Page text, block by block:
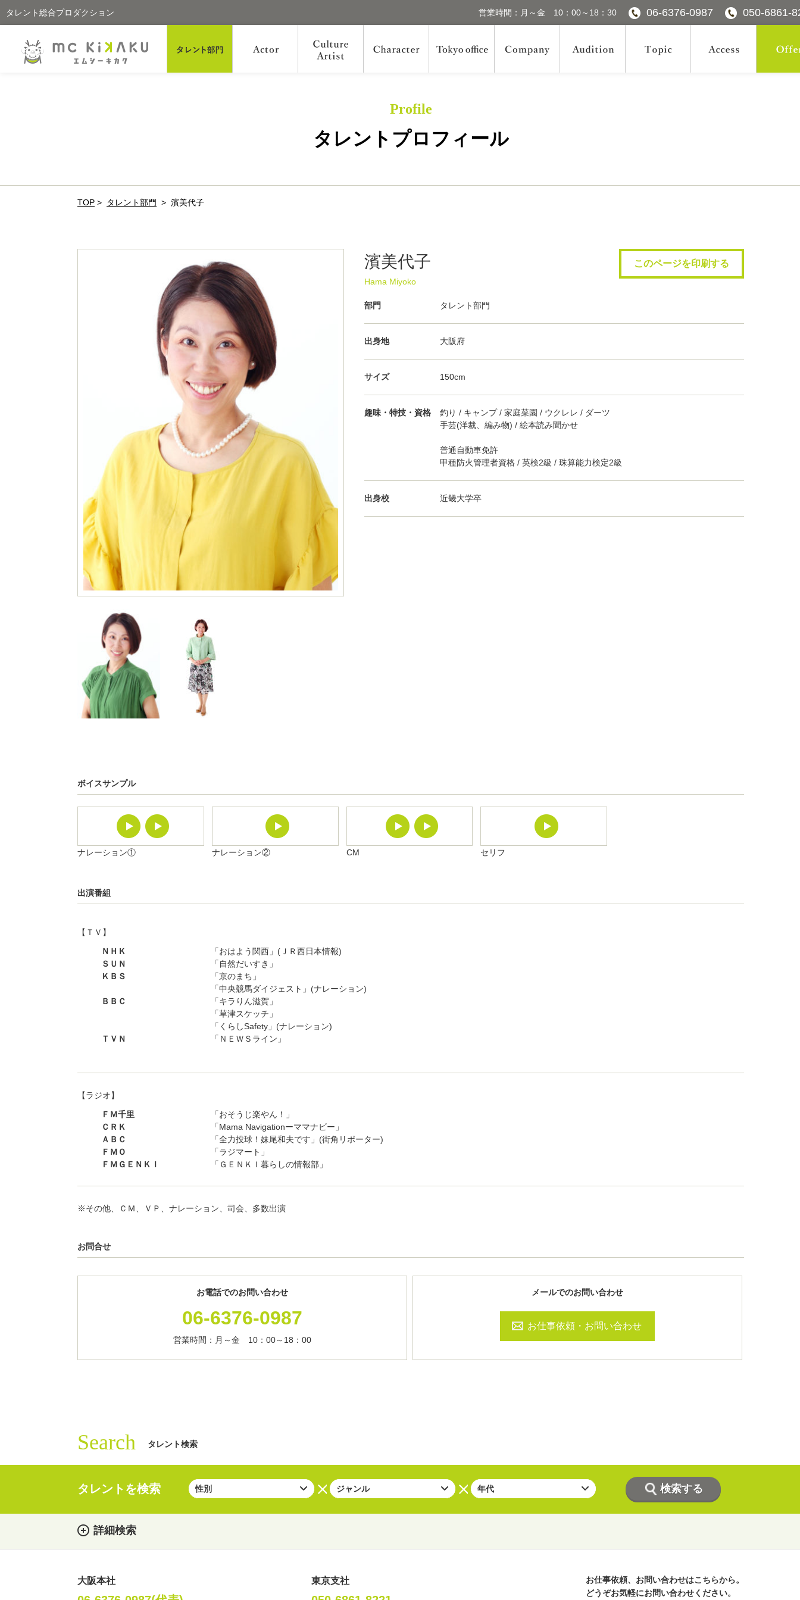
タレント総合プロダクション 営業時間：月～金 10：00～18：30 06-6376-0987 050-6861-
Profile
タレントプロフィール
TOP > タレント部門 > 濱美代子
このページを印刷する
濱美代子
Hama Miyoko
部門 タレント部門
出身地 大阪府
サイズ 150cm
趣味・特技・資格
釣り / キャンプ / 家庭菜園 / ウクレレ / ダーツ
手芸(洋裁、編み物) / 絵本読み聞かせ
普通自動車免許
甲種防火管理者資格 / 英検2級 / 珠算能力検定2級
出身校 近畿大学卒
ボイスサンプル
ナレーション① ナレーション② CM セリフ
出演番組
【ＴＶ】
ＮＨＫ
「おはよう関西」(ＪＲ西日本情報)
ＳＵＮ
「自然だいすき」
ＫＢＳ
「京のまち」
「中央競馬ダイジェスト」(ナレーション)
ＢＢＣ
「キラりん滋賀」
「草津スケッチ」
「くらしSafety」(ナレーション)
ＴＶＮ
「ＮＥＷＳライン」
【ラジオ】
ＦＭ千里
「おそうじ楽やん！」
ＣＲＫ
「Mama Navigationーママナビー」
ＡＢＣ
「全力投球！妹尾和夫です」(街角リポーター)
ＦＭＯ
「ラジマート」
ＦＭＧＥＮＫＩ
「ＧＥＮＫＩ暮らしの情報部」
※その他、ＣＭ、ＶＰ、ナレーション、司会、多数出演
お問合せ
お電話でのお問い合わせ
06-6376-0987
営業時間：月～金 10：00～18：00
メールでのお問い合わせ
お仕事依頼・お問い合わせ
Search タレント検索
タレントを検索
詳細検索
・性別
大阪本社 東京支社
お仕事依頼、お問い合わせはこちらから。
どうぞお気軽にお問い合わせください。